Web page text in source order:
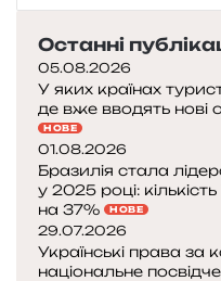
Останні
05.08.2026
У яких країнах
де вже вводять
НОВЕ
01.08.2026
Бразилія стала
у 2025 році:
на 37%
НОВЕ
29.07.2026
Українські права за
національне